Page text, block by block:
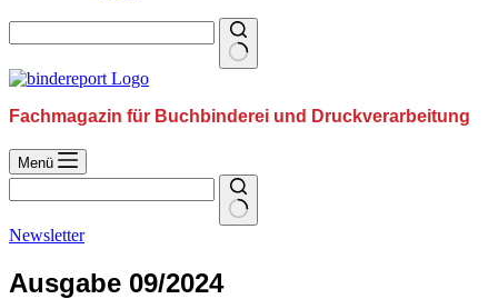
Fachmagazin für Buchbinderei und Druckverarbeitung
Menü
Newsletter
Ausgabe 09/2024